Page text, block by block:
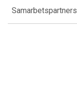
Samarbetspartners